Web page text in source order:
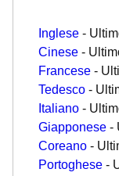
Inglese -
Cinese -
Francese -
Tedesco -
Italiano -
Giapponese -
Coreano -
Portoghese -